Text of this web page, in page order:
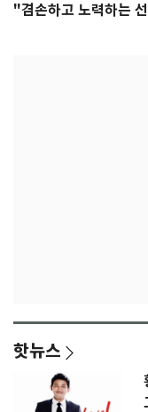
"겸손하고 노력하는
핫뉴스